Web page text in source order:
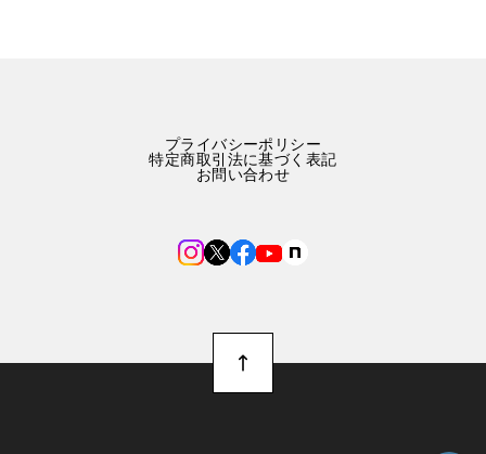
プライバシーポリシー
特定商取引法に基づく表記
お問い合わせ